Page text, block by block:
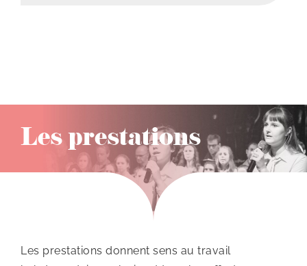
Les prestations
Les prestations donnent sens au travail